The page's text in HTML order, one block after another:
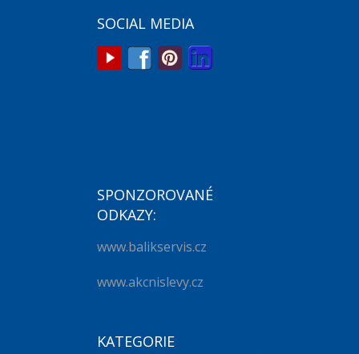
SOCIAL MEDIA
SPONZOROVANÉ
ODKAZY:
www.balikservis.cz
www.akcnislevy.cz
KATEGORIE